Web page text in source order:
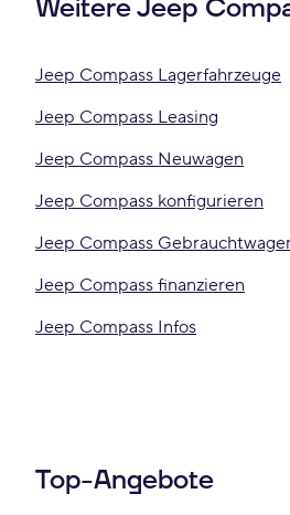
Weitere Jeep
Jeep Compass Lagerfahrzeuge
Jeep Compass Leasing
Jeep Compass Neuwagen
Jeep Compass konfigurieren
Jeep Compass
Jeep Compass finanzieren
Jeep Compass Infos
Top-Angebote